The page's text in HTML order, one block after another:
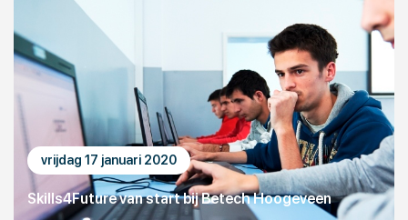
vrijdag 17 januari 2020
Skills4Future van start bij Betech Hoogeveen